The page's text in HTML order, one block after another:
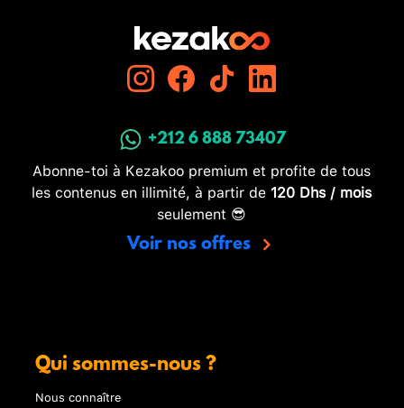
+212 6 888 73407
Abonne-toi à Kezakoo premium et profite de tous
les contenus en illimité, à partir de 120 Dhs / mois
seulement 😎
Voir nos offres
Qui sommes-nous ?
Nous connaître